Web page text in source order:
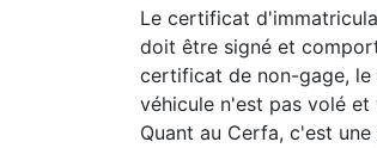
Le certificat
doit être signé et
certificat de non-gage,
véhicule n'est pas volé
Quant au Cerfa, c'est